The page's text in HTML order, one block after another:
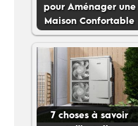
pour Aménager une
Maison Confortable
7 choses à savoir